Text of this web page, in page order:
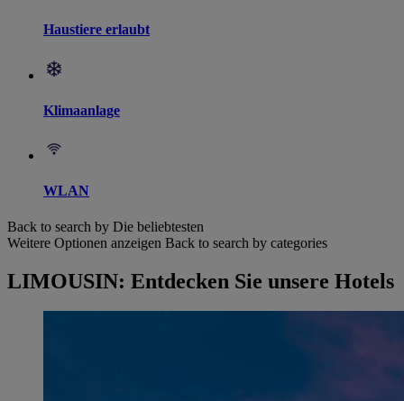
Haustiere erlaubt
Klimaanlage
WLAN
Back to search by Die beliebtesten
Weitere Optionen anzeigen Back to search by categories
LIMOUSIN: Entdecken Sie unsere Hotels